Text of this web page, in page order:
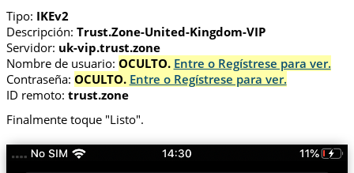
Tipo: IKEv2
Descripción: Trust.Zone-United-Kingdom-VIP
Servidor: uk-vip.trust.zone
Nombre de usuario: OCULTO. Entre o Regístrese para ver.
Contraseña: OCULTO. Entre o Regístrese para ver.
ID remoto: trust.zone
Finalmente toque "Listo".